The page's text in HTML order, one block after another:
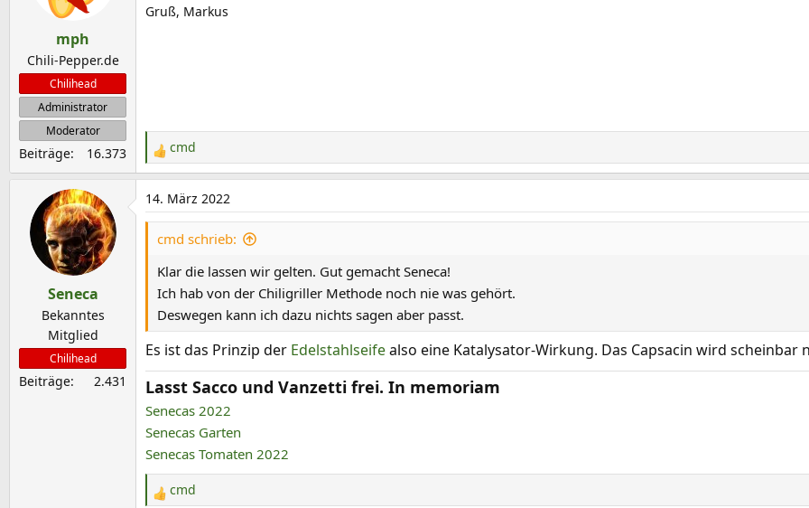
mph
Chili-Pepper.de
Chilihead
Administrator
Moderator
Beiträge 16.373
Gruß, Markus
R
e
a
k
o
n
e
n
:
cmd
Seneca
Bekanntes
Mitglied
Chilihead
Beiträge 2.431
14. März 2022
cmd schrieb:
Klar die lassen wir gelten. Gut gemacht Seneca!
Ich hab von der Chiligriller Methode noch nie was gehört.
Deswegen kann ich dazu nichts sagen aber passt.
Es ist das Prinzip der Edelstahlseifealso eine Katalysator-Wirkung. Das Capsacin wird
Lasst Sacco und Vanzetti frei. In memoriam
Senecas 2022
Senecas Garten
Senecas Tomaten 2022
R cmd